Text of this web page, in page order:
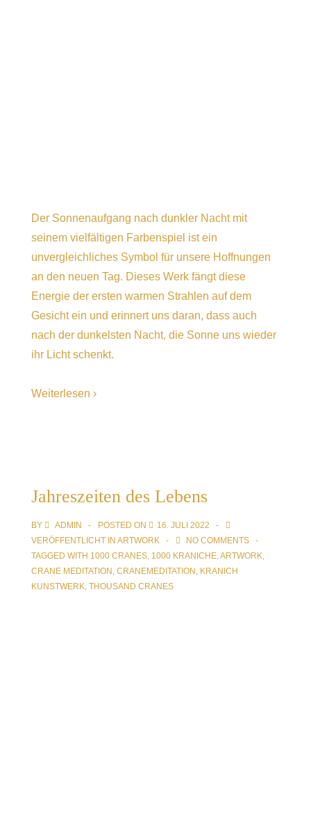
Der Sonnenaufgang nach dunkler Nacht mit
seinem vielfältigen Farbenspiel ist ein
unvergleichliches Symbol für unsere Hoffnungen
an den neuen Tag. Dieses Werk fängt diese
Energie der ersten warmen Strahlen auf dem
Gesicht ein und erinnert uns daran, dass auch
nach der dunkelsten Nacht, die Sonne uns wieder
ihr Licht schenkt.
Weiterlesen ›
Jahreszeiten des Lebens
BY ADMIN POSTED ON
16. JULI 2022
VERÖFFENTLICHT IN ARTWORK
NO COMMENTS
TAGGED WITH 1000 CRANES, 1000 KRANICHE,ARTWORK,
CRANE MEDITATION , CRANEMEDITATION , KRANICH
KUNSTWERK, THOUSAND CRANES